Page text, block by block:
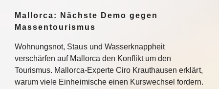
Mallorca: Nächste Demo gegen
Massentourismus
Wohnungsnot, Staus und Wasserknappheit
verschärfen auf Mallorca den Konflikt um den
Tourismus. Mallorca-Experte Ciro Krauthausen erklärt,
warum viele Einheimische einen Kurswechsel fordern.